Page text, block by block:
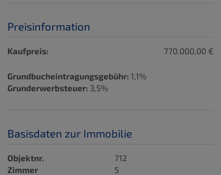
Preisinformation
Kaufpreis: 770.000,00 €
Grundbucheintragungsgebühr: 1,1%
Grunderwerbsteuer: 3,5%
Basisdaten zur Immobilie
Objektnr.
712
Zimmer
5